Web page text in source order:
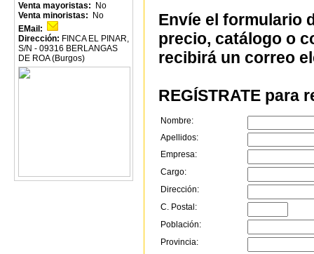
Venta mayoristas:
No
Venta minoristas:
No
EMail:
Dirección: FINCA EL PINAR,
S/N - 09316 BERLANGAS
DE ROA (Burgos)
Envíe el formulario
precio, catálogo o
recibirá un correo
REGÍSTRATE para
Nombre:
Apellidos:
Empresa:
Cargo:
Dirección:
C. Postal:
Población:
Provincia: